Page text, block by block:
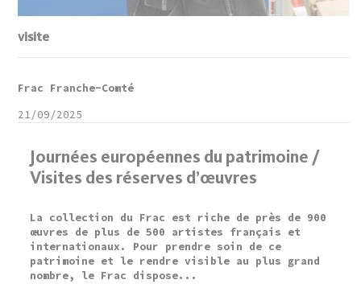
visite
Journées européennes du patrimoine /
Visites des réserves d’œuvres
La collection du Frac est riche de près de 900
œuvres de plus de 500 artistes français et
internationaux. Pour prendre soin de ce
patrimoine et le rendre visible au plus grand
nombre, le Frac dispose...
Frac Franche-Comté
21/09/2025